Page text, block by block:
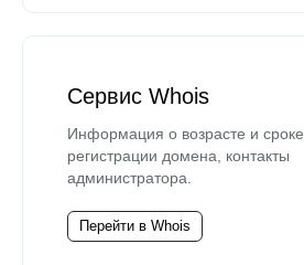
Сервис Whois
Информация о возрасте и сроке
регистрации домена, контакты
администратора.
Перейти в Whois